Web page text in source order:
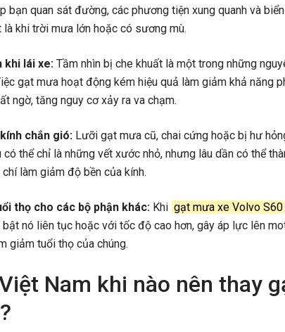
bạn quan sát đường, các phương tiện xung quanh và
khi trời mưa lớn hoặc có sương mù.
khi lái xe: Tầm nhìn bị che khuất là một trong những
gạt mưa hoạt động kém hiệu quả làm giảm khả năng
ngờ, tăng nguy cơ xảy ra va chạm.
chắn gió: Lưỡi gạt mưa cũ, chai cứng hoặc bị hư
có thể chỉ là những vết xước nhỏ, nhưng lâu dần có thể
làm giảm độ bền của kính.
thọ cho các bộ phận khác: Khi gạt mưa xe Volvo S60
bật nó liên tục hoặc với tốc độ cao hơn, gây áp lực lên
giảm tuổi thọ của chúng.
Nam khi nào nên thay